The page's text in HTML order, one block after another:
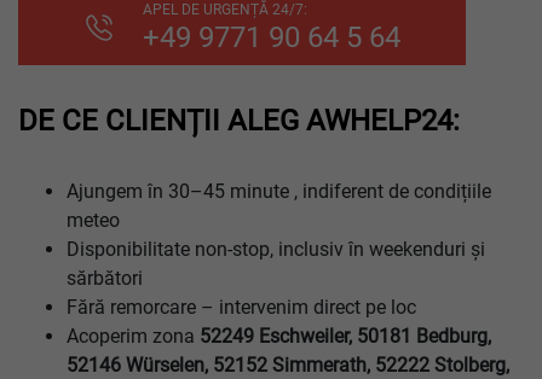
APEL DE URGENȚĂ 24/7:
+49 9771 90 64 5 64
DE CE CLIENȚII ALEG AWHELP24:
Ajungem în 30–45 minute , indiferent de condițiile
meteo
Disponibilitate non-stop, inclusiv în weekenduri și
sărbători
Fără remorcare – intervenim direct pe loc
Acoperim zona 52249 Eschweiler, 50181 Bedburg,
52146 Würselen, 52152 Simmerath, 52222 Stolberg,